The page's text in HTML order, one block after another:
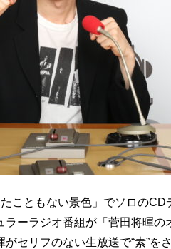
こともない景色」でソロのCD
ーラジオ番組が「菅田将暉の
セリフのない生放送で“素”を